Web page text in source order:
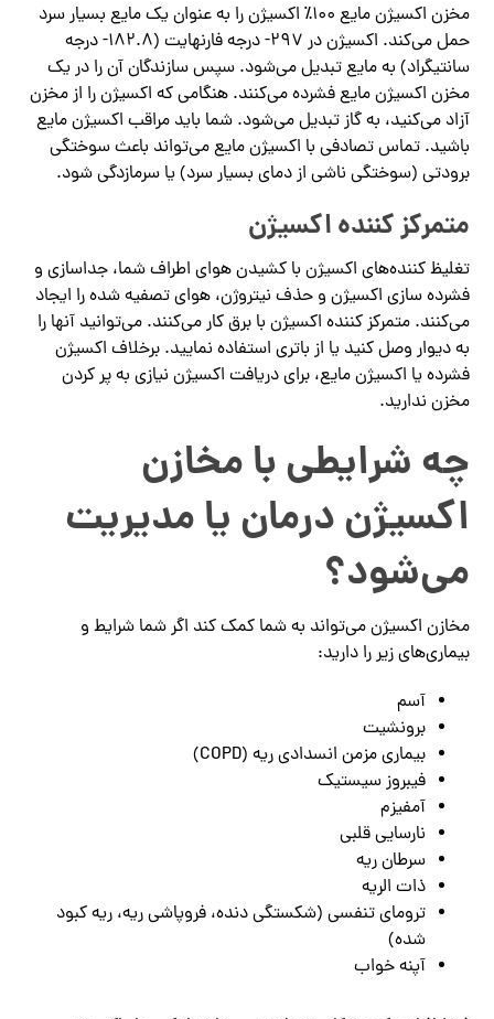
مخزن اکسیژن مایع 100٪ اکسیژن را به عنوان یک مایع بسیار سرد
حمل می‌کند. اکسیژن در 297- درجه فارنهایت (182.8- درجه
سانتیگراد) به مایع تبدیل می‌شود. سپس سازندگان آن را در یک
مخزن اکسیژن مایع فشرده می‌کنند. هنگامی که اکسیژن را از مخزن
آزاد می‌کنید، به گاز تبدیل می‌شود. شما باید مراقب اکسیژن مایع
باشید. تماس تصادفی با اکسیژن مایع می‌تواند باعث سوختگی
برودتی (سوختگی ناشی از دمای بسیار سرد) یا سرمازدگی شود.
متمرکز کننده اکسیژن
تغلیظ کننده‌های اکسیژن با کشیدن هوای اطراف شما، جداسازی و
فشرده سازی اکسیژن و حذف نیتروژن، هوای تصفیه شده را ایجاد
می‌کنند. متمرکز کننده اکسیژن با برق کار می‌کنند. می‌توانید آنها را
به دیوار وصل کنید یا از باتری استفاده نمایید. برخلاف اکسیژن
فشرده یا اکسیژن مایع، برای دریافت اکسیژن نیازی به پر کردن
مخزن ندارید.
چه شرایطی با مخازن
اکسیژن درمان یا مدیریت
می‌شود؟
مخازن اکسیژن می‌تواند به شما کمک کند اگر شما شرایط و
بیماری‌های زیر را دارید:
آسم
برونشیت
بیماری مزمن انسدادی ریه (COPD)
فیبروز سیستیک
آمفیزم
نارسایی قلبی
سرطان ریه
ذات الریه
ترومای تنفسی (شکستگی دنده، فروپاشی ریه، ریه کبود
شده)
آپنه خواب